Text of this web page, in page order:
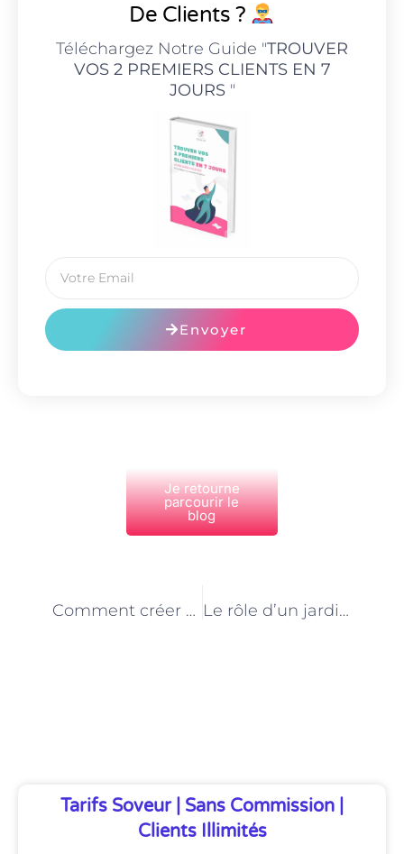
De Clients ?
Téléchargez Notre Guide "TROUVER
VOS 2 PREMIERS CLIENTS EN 7
JOURS"
Envoyer
Je retourne
parcourir le
blog
Comment créer un jardin zen à Paris ? Les astuces d’un jardinier paysagiste à domicile Le rôle d’un jardinier paysagiste dans la préservation de la biodiversité à Paris
Tarifs Soveur | Sans Commission |
Clients Illimités